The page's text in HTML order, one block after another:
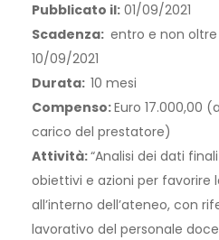
Pubblicato il: 01/09/2021
Scadenza: entro e non oltre
10/09/2021
Durata: 10 mesi
Compenso:Euro 17.000,00
carico del prestatore)
Attività:“Analisi dei dati
obiettivi e azioni per favorire
all’interno dell’ateneo, con
lavorativo del personale